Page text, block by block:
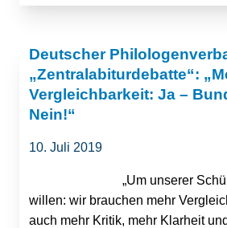
Deutscher
„Zentralabiturdebatte“:
Vergleichbarkeit: Ja –
Nein!“
10. Juli 2019
„Um unserer
willen: wir brauchen mehr
auch mehr Kritik, mehr Klarheit